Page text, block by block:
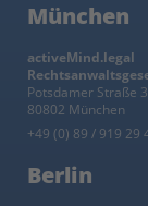
München
activeMind.legal
Potsdamer Straße 3
80802 München
+49 (0) 89 / 919 29
Berlin